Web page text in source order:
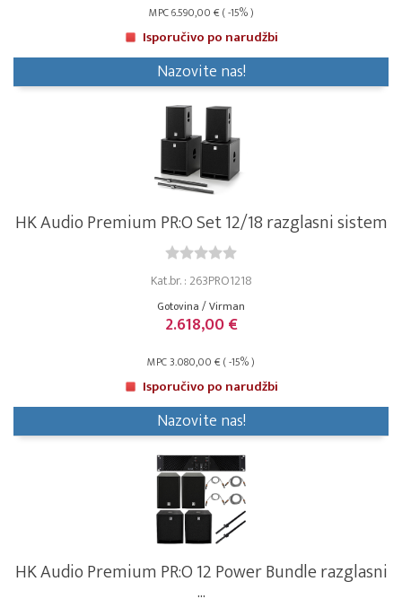
MPC 6.590,00 € ( -15% )
Isporučivo po narudžbi
Nazovite nas!
HK Audio Premium PR:O Set 12/18 razglasni sistem
Kat.br. : 263PRO1218
Gotovina / Virman
2.618,00 €
MPC 3.080,00 € ( -15% )
Isporučivo po narudžbi
Nazovite nas!
HK Audio Premium PR:O 12 Power Bundle razglasni
...